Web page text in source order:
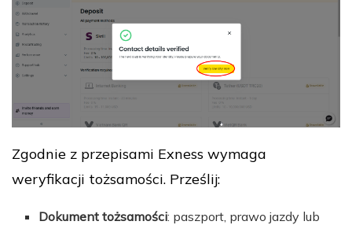
Zgodnie z przepisami Exness wymaga
weryfikacji tożsamości. Prześlij:
Dokument tożsamości: paszport, prawo jazdy lub